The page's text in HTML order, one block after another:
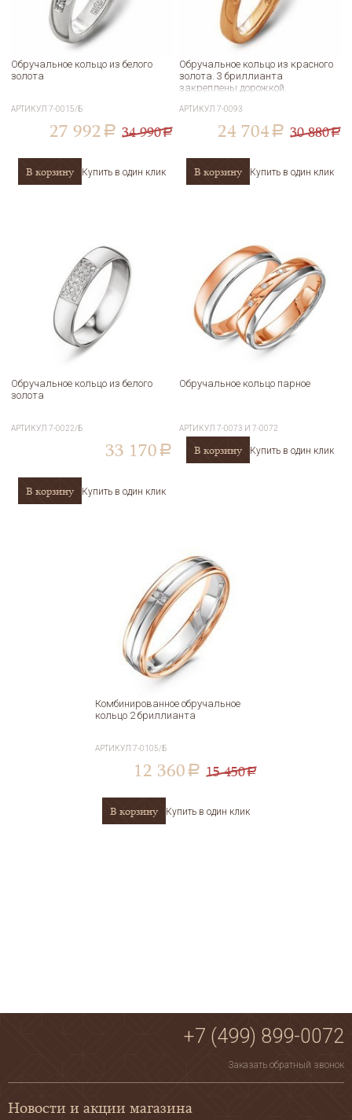
Обручальное кольцо из белого
золота
АРТИКУЛ7-0015/Б
27 992 a 34 990a
В корзину Купить в один клик
Обручальное кольцо из красного
золота. 3 бриллианта
закреплены дорожкой.
АРТИКУЛ7-0093
24 704 a 30 880a
В корзину Купить в один клик
Обручальное кольцо из белого
золота
АРТИКУЛ7-0022/Б
33 170 a
В корзину Купить в один клик
Обручальное кольцо парное
АРТИКУЛ7-0073 И 7-0072
В корзину Купить в один клик
Комбинированное обручальное
кольцо 2 бриллианта
АРТИКУЛ7-0105/Б
12 360 a 15 450a
В корзину Купить в один клик
+7 (499) 899-0072
Заказать обратный звонок
Новости и акции магазина